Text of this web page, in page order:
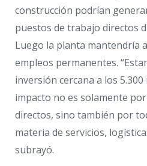
construcción podrían
puestos de trabajo directos
Luego la planta mantendría
empleos permanentes.
inversión cercana a los
impacto no es solamente
directos, sino también por
materia de servicios,
subrayó.